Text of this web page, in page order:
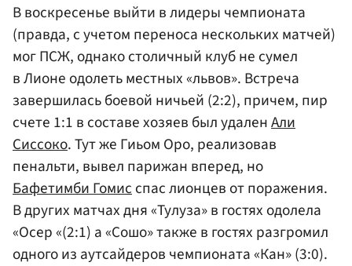
В воскресенье выйти в лидеры чемпионата
(правда, с учетом переноса нескольких матчей)
мог ПСЖ, однако столичный клуб не сумел
в Лионе одолеть местных «львов». Встреча
завершилась боевой ничьей (2:2), причем, пир
счете 1:1 в составе хозяев был удаленАли
Сиссоко. Тут же Гиьом Оро, реализовав
пенальти, вывел парижан вперед, но
Бафетимби Гомисспас лионцев от поражения.
В других матчах дня «Тулуза» в гостях одолела
«Осер «(2:1) а «Сошо» также в гостях разгромил
одного из аутсайдеров чемпионата «Кан» (3:0).